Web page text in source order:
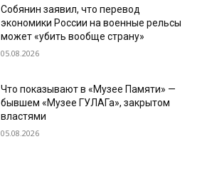
Собянин заявил, что перевод
экономики России на военные рельсы
может «убить вообще страну»
05.08.2026
Что показывают в «Музее Памяти» —
бывшем «Музее ГУЛАГа», закрытом
властями
05.08.2026